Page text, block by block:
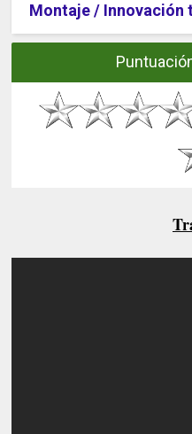
Montaje / Innovación